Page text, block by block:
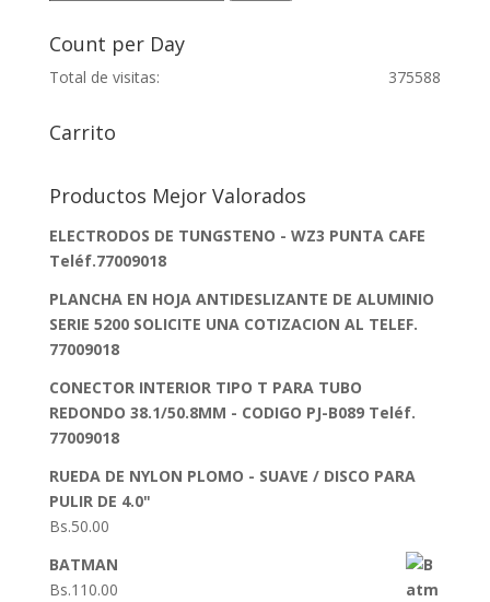
Count per Day
375588
Total de visitas:
Carrito
Productos Mejor Valorados
ELECTRODOS DE TUNGSTENO - WZ3 PUNTA CAFE
Teléf.77009018
PLANCHA EN HOJA ANTIDESLIZANTE DE ALUMINIO
SERIE 5200 SOLICITE UNA COTIZACION AL TELEF.
77009018
CONECTOR INTERIOR TIPO T PARA TUBO
REDONDO 38.1/50.8MM - CODIGO PJ-B089 Teléf.
77009018
RUEDA DE NYLON PLOMO - SUAVE / DISCO PARA
PULIR DE 4.0"
Bs.50.00
BATMAN
Bs.110.00